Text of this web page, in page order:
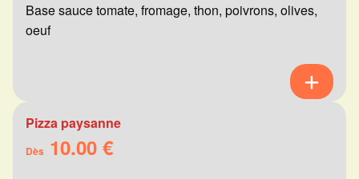
Base sauce tomate, fromage, thon, poivrons, olives,
oeuf
Pizza paysanne
Dès 10.00 €